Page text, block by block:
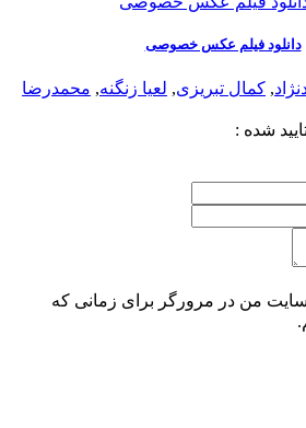
دانلود فیلم عکس خصوصی
, کمال تبریزی, لعیا زنگنه, محمدرضا
شده :
من در مرورگر برای زمانی که